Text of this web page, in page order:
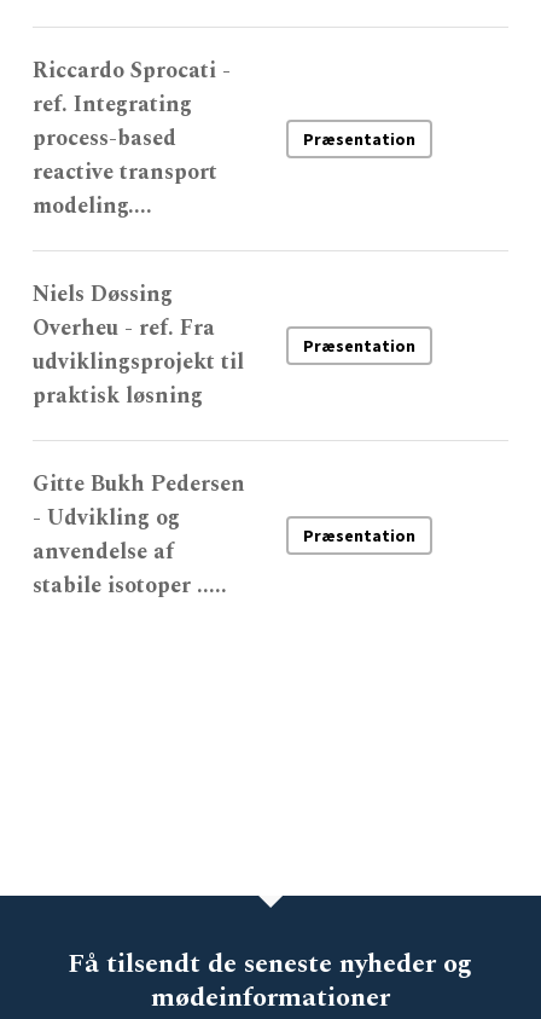
Riccardo Sprocati -
ref. Integrating
process-based
reactive transport
modeling....
Præsentation
Niels Døssing
Overheu - ref. Fra
udviklingsprojekt til
praktisk løsning
Præsentation
Gitte Bukh Pedersen
- Udvikling og
anvendelse af
stabile isotoper .....
Præsentation
Få tilsendt de seneste nyheder og
mødeinformationer